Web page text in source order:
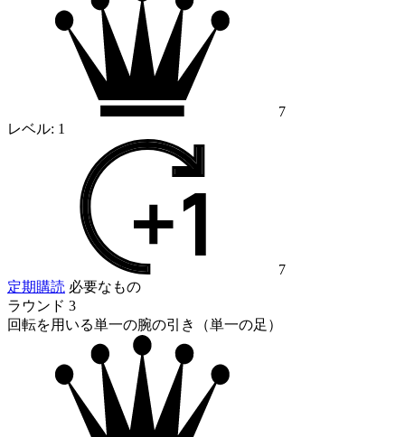
7
レベル: 1
7
定期購読 必要なもの
ラウンド 3
回転を用いる単一の腕の引き（単一の足）